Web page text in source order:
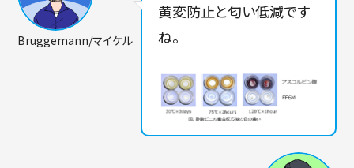
Bruggemann/マイケル
黄変防止と匂い低減です
ね。